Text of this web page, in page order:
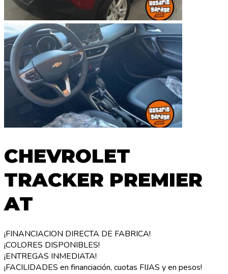
CHEVROLET
TRACKER PREMIER
AT
¡FINANCIACION DIRECTA DE FABRICA!
¡COLORES DISPONIBLES!
¡ENTREGAS INMEDIATA!
¡FACILIDADES en financiación, cuotas FIJAS y en pesos!